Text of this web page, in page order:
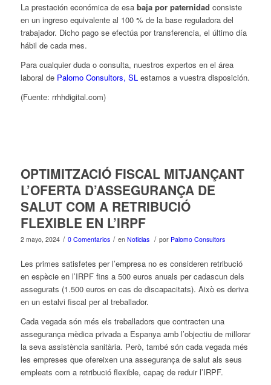
La prestación económica de esa baja por paternidad consiste
en un ingreso equivalente al 100 % de la base reguladora del
trabajador. Dicho pago se efectúa por transferencia, el último día
hábil de cada mes.
Para cualquier duda o consulta, nuestros expertos en el área
laboral de Palomo Consultors, SLestamos a vuestra disposición.
(Fuente: rrhhdigital.com)
OPTIMITZACIÓ FISCAL MITJANÇANT
L’OFERTA D’ASSEGURANÇA DE
SALUT COM A RETRIBUCIÓ
FLEXIBLE EN L’IRPF
2 mayo, 2024 / 0 Comentarios / en Noticias / por Palomo Consultors
Les primes satisfetes per l’empresa no es consideren retribució
en espècie en l’IRPF fins a 500 euros anuals per cadascun dels
assegurats (1.500 euros en cas de discapacitats). Això es deriva
en un estalvi fiscal per al treballador.
Cada vegada són més els treballadors que contracten una
assegurança mèdica privada a Espanya amb l’objectiu de millorar
la seva assistència sanitària. Però, també són cada vegada més
les empreses que ofereixen una assegurança de salut als seus
empleats com a retribució flexible, capaç de reduir l’IRPF.